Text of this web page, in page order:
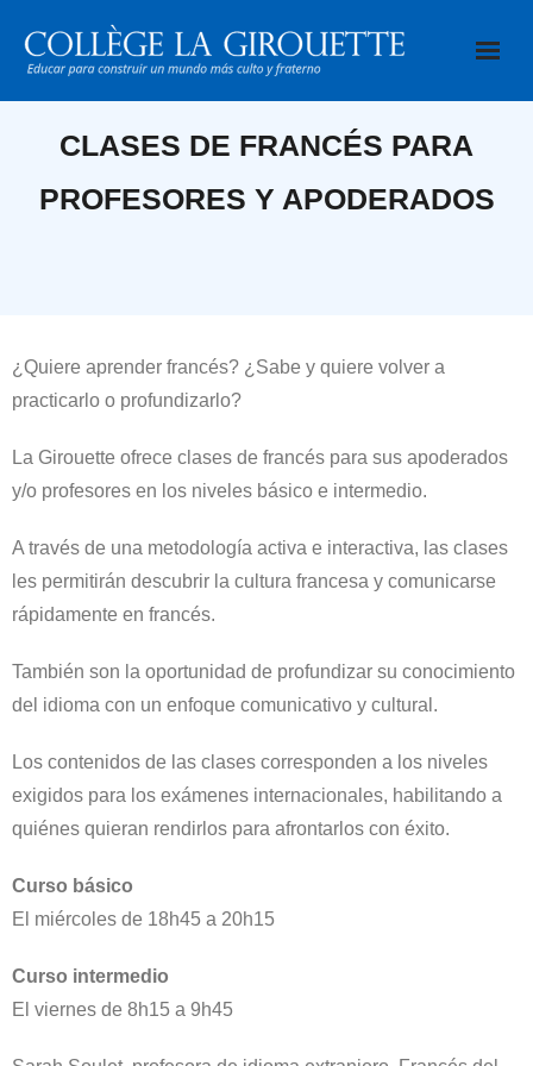
contenido
CLASES DE FRANCÉS PARA
PROFESORES Y APODERADOS
¿Quiere aprender francés? ¿Sabe y quiere volver a
practicarlo o profundizarlo?
La Girouette ofrece clases de francés para sus apoderados
y/o profesores en los niveles básico e intermedio.
A través de una metodología activa e interactiva, las clases
les permitirán descubrir la cultura francesa y comunicarse
rápidamente en francés.
También son la oportunidad de profundizar su conocimiento
del idioma con un enfoque comunicativo y cultural.
Los contenidos de las clases corresponden a los niveles
exigidos para los exámenes internacionales, habilitando a
quiénes quieran rendirlos para afrontarlos con éxito.
Curso básico
El miércoles de 18h45 a 20h15
Curso intermedio
El viernes de 8h15 a 9h45